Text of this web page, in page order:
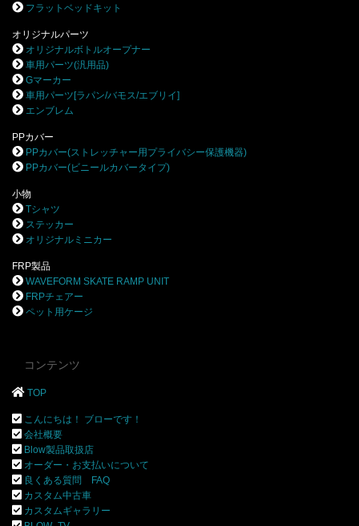
フラットベッドキット
オリジナルパーツ
オリジナルボトルオープナー
車用パーツ(汎用品)
Gマーカー
車用パーツ[ラパン/バモス/エブリイ]
エンブレム
PPカバー
PPカバー(ストレッチャー用プライバシー保護機器)
PPカバー(ビニールカバータイプ)
小物
Tシャツ
ステッカー
オリジナルミニカー
FRP製品
WAVEFORM SKATE RAMP UNIT
FRPチェアー
ペット用ケージ
コンテンツ
TOP
こんにちは！ ブローです！
会社概要
Blow製品取扱店
オーダー・お支払いについて
良くある質問 FAQ
カスタム中古車
カスタムギャラリー